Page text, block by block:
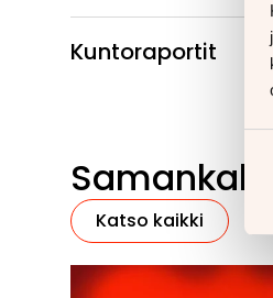
Kuntoraportit
Katso kaikki